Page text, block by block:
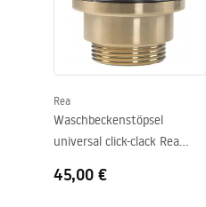
Tiefe
Form
Armaturloch
Überlauf Loch
Rea
Waschbeckenstöpsel
universal click-clack Rea
45,00 €